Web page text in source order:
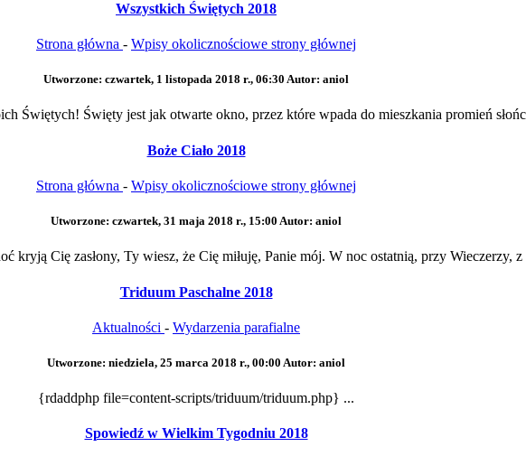
Wszystkich Świętych 2018
Strona główna - Wpisy okolicznościowe strony głównej
Utworzone: czwartek, 1 listopada 2018 r., 06:30 Autor: aniol
Świętych! Święty jest jak otwarte okno, przez które wpada do mieszkania promień
Boże Ciało 2018
Strona główna - Wpisy okolicznościowe strony głównej
Utworzone: czwartek, 31 maja 2018 r., 15:00 Autor: aniol
kryją Cię zasłony, Ty wiesz, że Cię miłuję, Panie mój. W noc ostatnią, przy Wieczerzy,
Triduum Paschalne 2018
Aktualności - Wydarzenia parafialne
Utworzone: niedziela, 25 marca 2018 r., 00:00 Autor: aniol
{rdaddphp file=content-scripts/triduum/triduum.php} ...
Spowiedź w Wielkim Tygodniu 2018